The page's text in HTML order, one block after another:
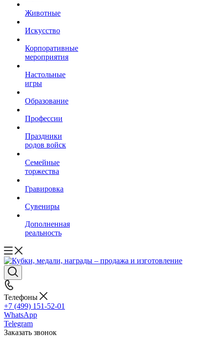
Животные
Искусство
Корпоративные
мероприятия
Настольные
игры
Образование
Профессии
Праздники
родов войск
Семейные
торжества
Гравировка
Сувениры
Дополненная
реальность
Телефоны
+7 (499) 151-52-01
WhatsApp
Telegram
Заказать звонок